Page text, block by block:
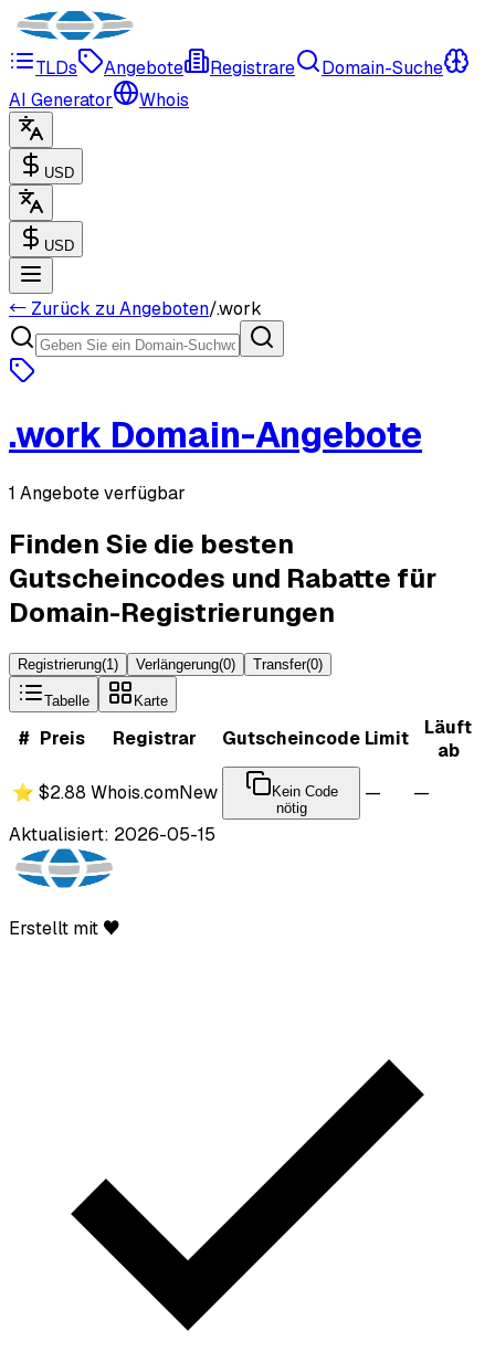
TLDs Angebote Registrare
Domain-Suche
AI Generator
Whois
USD
USD
← Zurück zu Angeboten/.work
.work Domain-Angebote
1 Angebote verfügbar
Finden Sie die besten
Gutscheincodes und Rabatte für
Domain-Registrierungen
Registrierung(1) Verlängerung(0) Transfer(0)
Tabelle Karte
# Preis Registrar Gutscheincode Limit
Läuft
ab
⭐ $2.88 Whois.comNew
Kein Code
nötig
—
—
Aktualisiert: 2026-05-15
Erstellt mit ♥